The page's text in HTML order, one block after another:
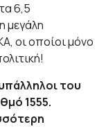
6,5
μεγάλη
οι οποίοι μόνο
του
1555.